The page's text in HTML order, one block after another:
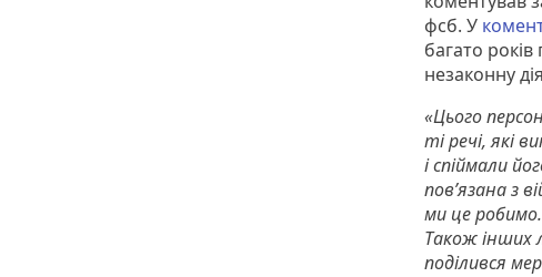
фсб. У
багато
незаконну
«Цього
ті речі, які
і спіймали
пов’язана з
ми це
Також інших
поділився